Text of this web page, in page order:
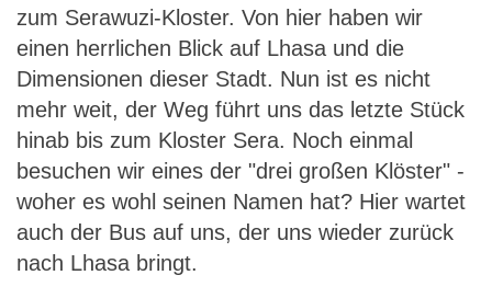
zum Serawuzi-Kloster. Von hier haben wir
einen herrlichen Blick auf Lhasa und die
Dimensionen dieser Stadt. Nun ist es nicht
mehr weit, der Weg führt uns das letzte Stück
hinab bis zum Kloster Sera. Noch einmal
besuchen wir eines der "drei großen Klöster" -
woher es wohl seinen Namen hat? Hier wartet
auch der Bus auf uns, der uns wieder zurück
nach Lhasa bringt.